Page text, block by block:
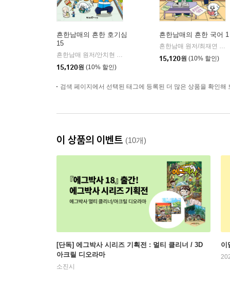
흔한남매의 흔한 호기심
15
흔한남매 원저/안치현 글/유난희 그림/이정모,흔한컴퍼니 감수
15,120원 (10% 할인)
흔한남매의 흔한 국어 1
흔한남매 원저/최재연 글/도니패밀리 그림
15,120원 (10% 할인)
검색 페이지에서 선택된 태그에 등록된 더 많은 상품을 확인해
이 상품의 이벤트 (10개)
[단독] 에그박사 시리즈 기획전 : 멀티 클리너 / 3D
아크릴 디오라마
소진시
이